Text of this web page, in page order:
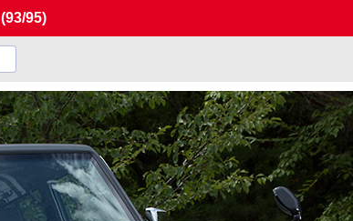
(93/95)